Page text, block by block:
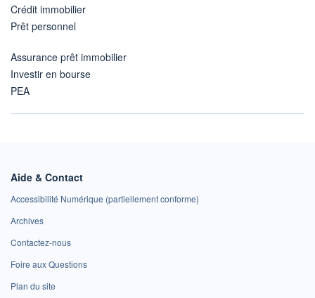
Crédit immobilier
Prêt personnel
Assurance prêt immobilier
Investir en bourse
PEA
Aide & Contact
Accessibilité Numérique (partiellement conforme)
Archives
Contactez-nous
Foire aux Questions
Plan du site